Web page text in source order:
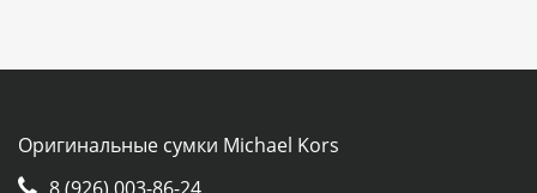
Оригинальные сумки Michael Kors